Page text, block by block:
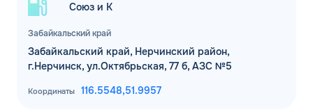
Забайкальский край
Союз и К
Забайкальский край, Нерчинский район,
г.Нерчинск, ул.Октябрьская, 77 б, АЗС №5
Координаты 116.5548,51.9957